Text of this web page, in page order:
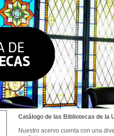
Catálogo de las Bibliotecas de la
Nuestro acervo cuenta con una